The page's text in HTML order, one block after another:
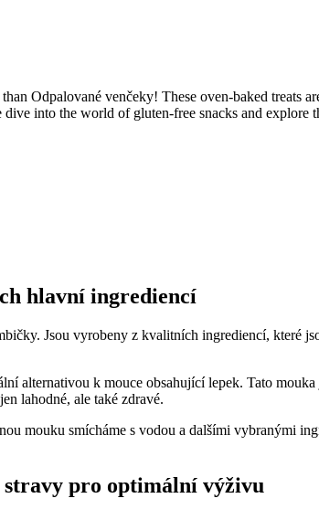
Odpalované venčeky! These oven-baked treats
into the world of gluten-free snacks and explore
hlavní ingrediencí
Jsou vyrobeny z kvalitních ingrediencí, které
k mouce obsahující lepek. Tato
lahodné, ale také zdravé.
mouku smícháme s vodou a dalšími vybranými
stravy pro optimální výživu